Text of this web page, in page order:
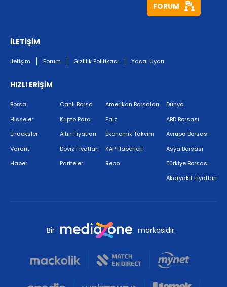
FORUM
İLETİŞİM
İletişim Forum Gizlilik Politikası Yasal Uyarı
HIZLI ERİŞİM
Borsa
Hisseler
Endeksler
Varant
Haber
Canlı Borsa
Kripto Para
Altın Fiyatları
Döviz Fiyatları
Pariteler
Amerikan Borsaları
Faiz
Ekonomik Takvim
KAP Haberleri
Repo
Dünya
ABD Borsası
Avrupa Borsası
Asya Borsası
Türkiye Borsası
Akaryakıt Fiyatları
Bir markasıdır.